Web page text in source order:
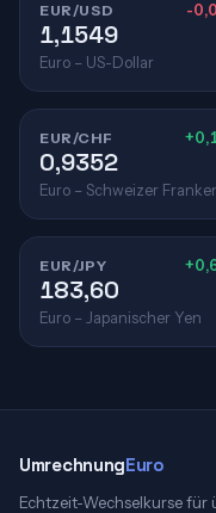
EUR/USD -
1,1549
Euro – US-Dollar
EUR/CHF
0,9352
Euro – Schweizer
EUR/JPY
183,60
Euro – Japanischer Yen
UmrechnungEuro
Echtzeit-Wechselkurse für